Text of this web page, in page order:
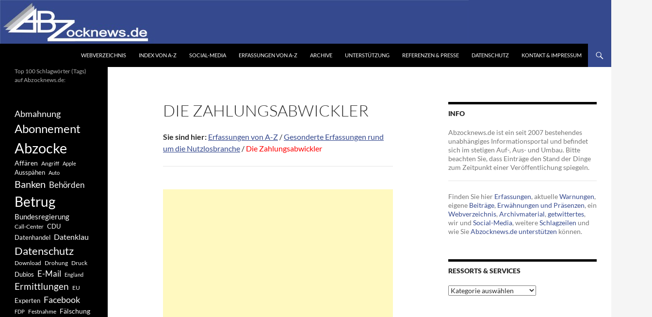
Inhalt
springen
WEBVERZEICHNIS INDEX VON A-Z SOCIAL-MEDIA ERFASSUNGEN VON A-Z ARCHIVE UNTERSTÜTZUNG REFERENZEN & PRESSE DATENSCHUTZ KONTAKT & IMPRESSUM
DIE ZAHLUNGSABWICKLER
Sie sind hier: Erfassungen von A-Z /Gesonderte Erfassungen rund
um die Nutzlosbranche / Die Zahlungsabwickler
INFO
Abzocknews.de ist ein seit 2007 bestehendes
unabhängiges Informationsportal und befindet
sich im stetigen Auf-, Aus- und Umbau. Bitte
beachten Sie, dass Einträge den Stand der Dinge
zum Zeitpunkt einer Veröffentlichung spiegeln.
Finden Sie hier Erfassungen, aktuelleWarnungen,
eigene Beiträge, Erwähnungen und Präsenzen, ein
Webverzeichnis, Archivmaterial, getwittertes,
wir und Social-Media, weitereSchlagzeilen und
wie SieAbzocknews.de unterstützen können.
RESSORTS & SERVICES
Ressorts
&
Ihr unabhängiges
Informationsportal
Top 100 Schlagwörter (Tags)
auf Abzocknews.de:
Abmahnung
Abonnement
Abzocke
Affären Angriff Apple
Ausspähen Auto
Banken Behörden
Betrug
Bundesregierung
Call-Center CDU
Datenhandel Datenklau
Datenschutz
Download Drohung Druck
Dubios E-Mail England
Ermittlungen EU
Experten Facebook
FDP Festnahme Fälschung